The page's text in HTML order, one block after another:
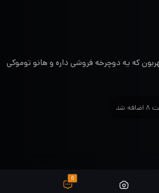
که یه دوچرخه فروشی داره و هانو توموکی
6